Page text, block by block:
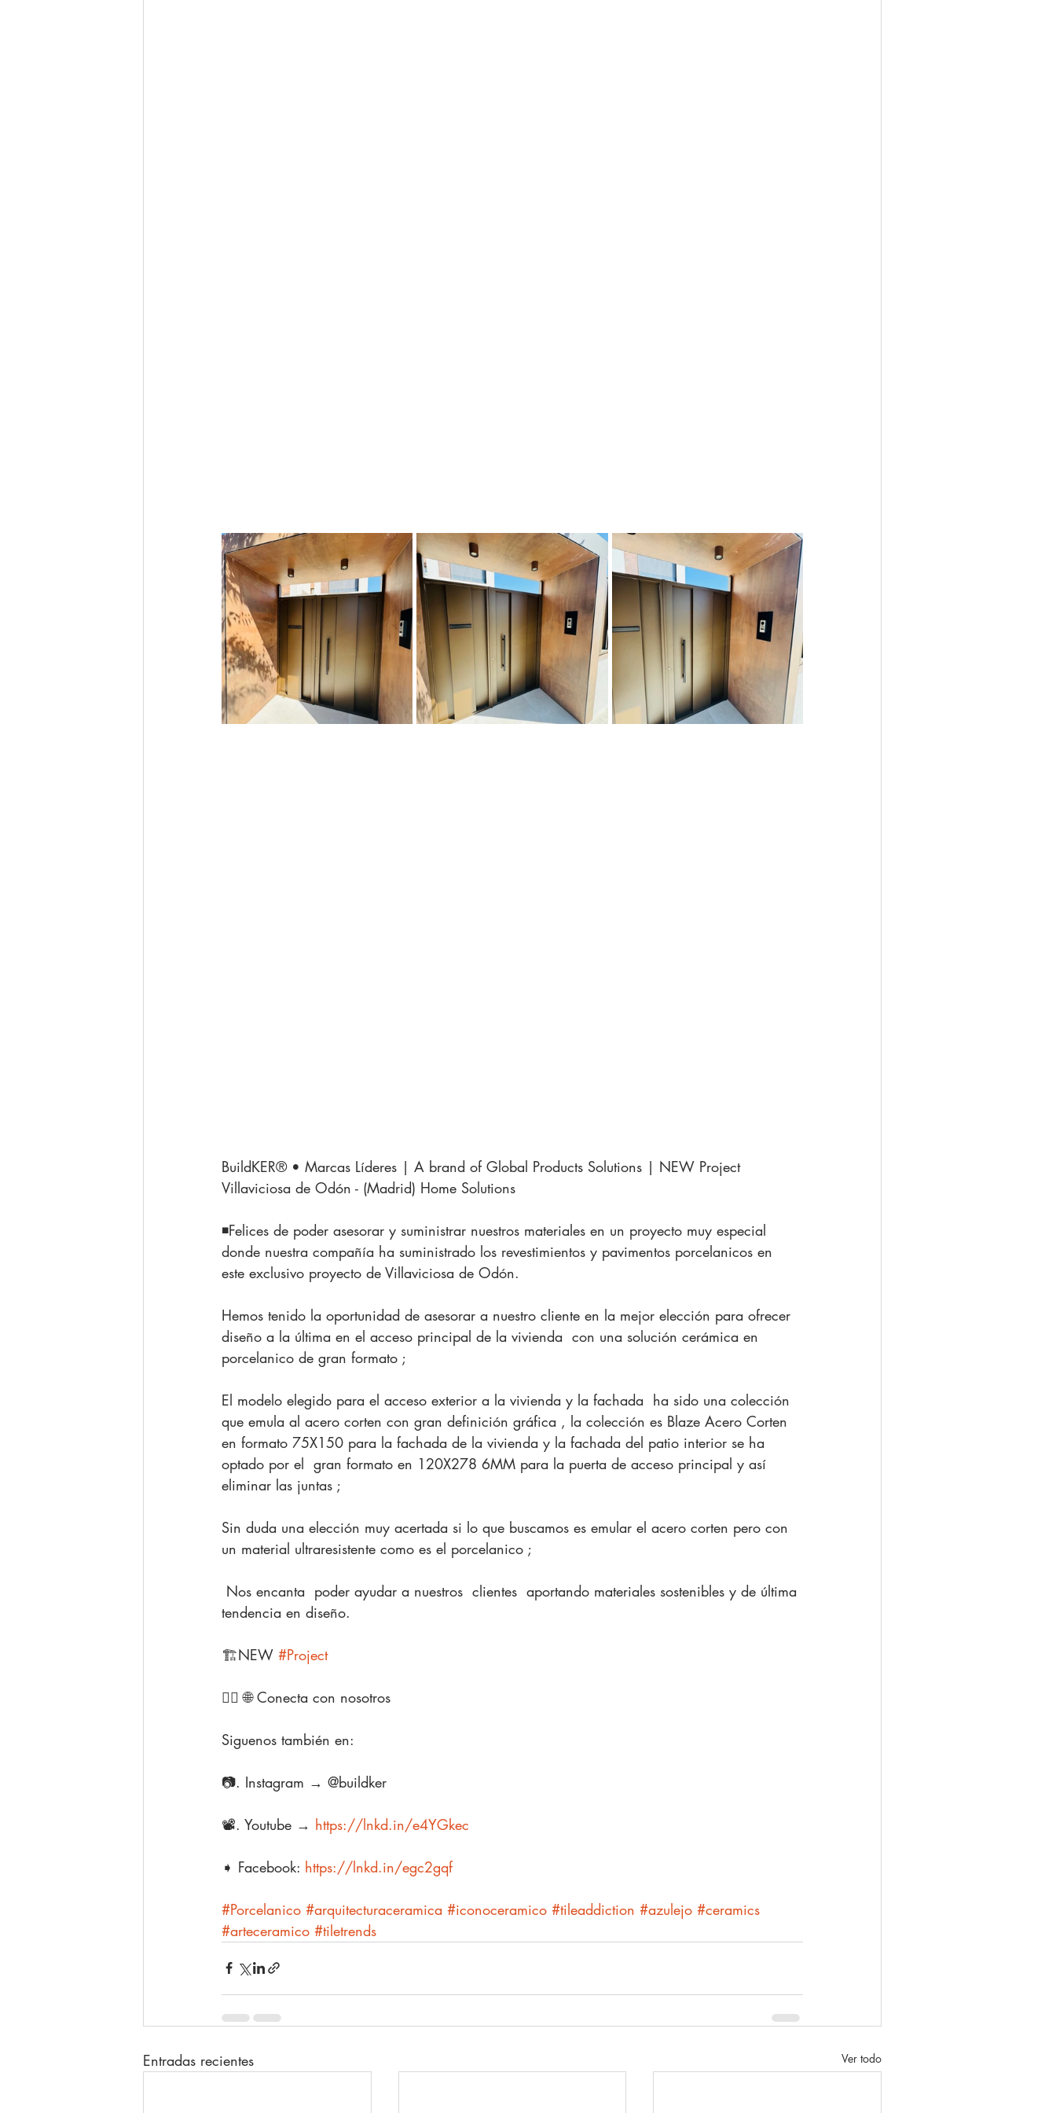
BuildKER® • Marcas Líderes | A brand of Global Products Solutions | NEW Project
Villaviciosa de Odón - (Madrid) Home Solutions
◾️Felices de poder asesorar y suministrar nuestros materiales en un proyecto muy especial
donde nuestra compañía ha suministrado los revestimientos y pavimentos porcelanicos en
este exclusivo proyecto de Villaviciosa de Odón.
Hemos tenido la oportunidad de asesorar a nuestro cliente en la mejor elección para ofrecer
diseño a la última en el acceso principal de la vivienda  con una solución cerámica en
porcelanico de gran formato ;
El modelo elegido para el acceso exterior a la vivienda y la fachada  ha sido una colección
que emula al acero corten con gran definición gráfica , la colección es Blaze Acero Corten
en formato 75X150 para la fachada de la vivienda y la fachada del patio interior se ha
optado por el  gran formato en 120X278 6MM para la puerta de acceso principal y así
eliminar las juntas ;
Sin duda una elección muy acertada si lo que buscamos es emular el acero corten pero con
un material ultraresistente como es el porcelanico ;
tendencia en diseño.
🏗NEW #Project
👉🏿 🌐 Conecta con nosotros
Siguenos también en:
📷. Instagram → @buildker
📽️. Youtube → https://lnkd.in/e4YGkec
➧ Facebook: https://lnkd.in/egc2gqf
#Porcelanico #arquitecturaceramica #iconoceramico #tileaddiction #azulejo #ceramics
#arteceramico #tiletrends
Entradas recientes Ver todo